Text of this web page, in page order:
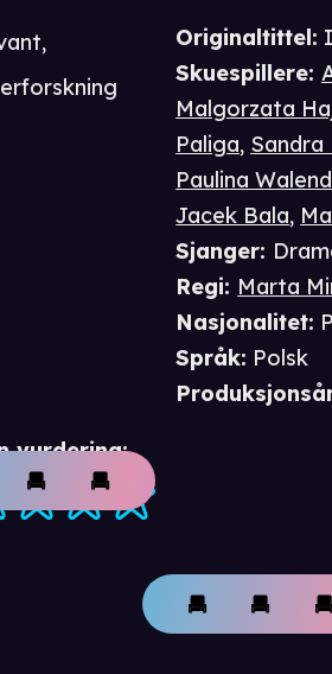
vurdering:
Originaltittel:
Skuespillere:
Malgorzata
Paliga, Sandra
Paulina
Jacek Bala,
Sjanger:
Regi: Marta
Nasjonalitet:
Språk: Polsk